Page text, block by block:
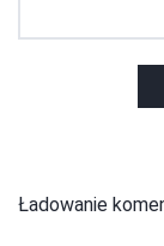
Ładowanie